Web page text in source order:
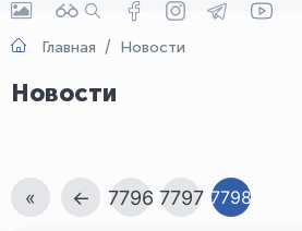
Главная Новости
Новости
« ← 7796 7797 7798